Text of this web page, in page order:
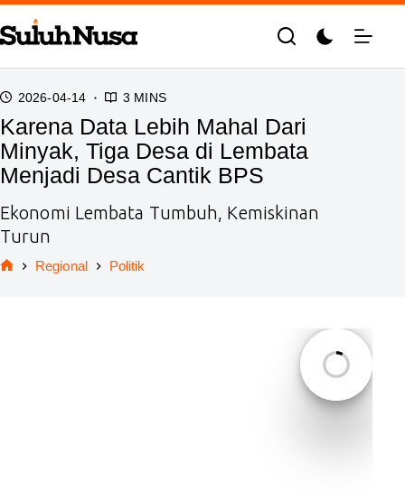
Skip
to
content
2026-04-14 3 MINS
Karena Data Lebih Mahal Dari
Minyak, Tiga Desa di Lembata
Menjadi Desa Cantik BPS
Ekonomi Lembata Tumbuh, Kemiskinan
Turun
Regional Politik